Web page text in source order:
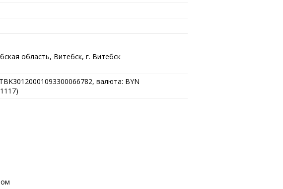
область, Витебск, г. Витебск
валюта: BYN